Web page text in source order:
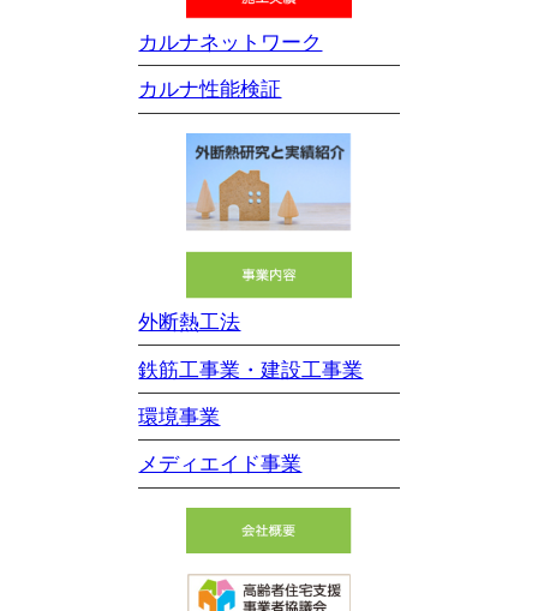
カルナネットワーク
カルナ性能検証
外断熱工法
鉄筋工事業・建設工事業
環境事業
メディエイド事業